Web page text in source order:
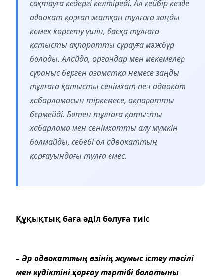
сақтауға кедергі келтіреді. Ал кейбір кезде
адвокат қорғап жатқан тұлғаға заңды
көмек көрсету үшін, басқа тұлғаға
қатысты ақпаратты сұрауға мәжбүр
болады. Алайда, органдар мен мекемелер
сұраныс берген азаматқа немесе заңды
тұлғаға қатысты сенімхат пен адвокат
хабарламасын тіркемесе, ақпаратты
бермейді. Бөтен тұлғаға қатысты
хабарлама мен сенімхатты алу мүмкін
болмайды, себебі ол адвокаттың
қорғауындағы тұлға емес.
Құқықтық баға әділ болуға тиіс
– Әр адвокаттың өзінің жұмыс істеу тәсілі
мен күдіктіні қорғау тәртібі болатыны